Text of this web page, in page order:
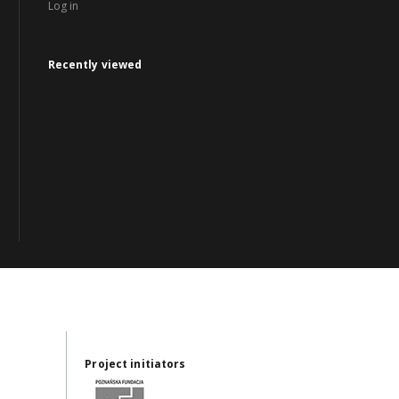
Log in
Recently viewed
Project initiators